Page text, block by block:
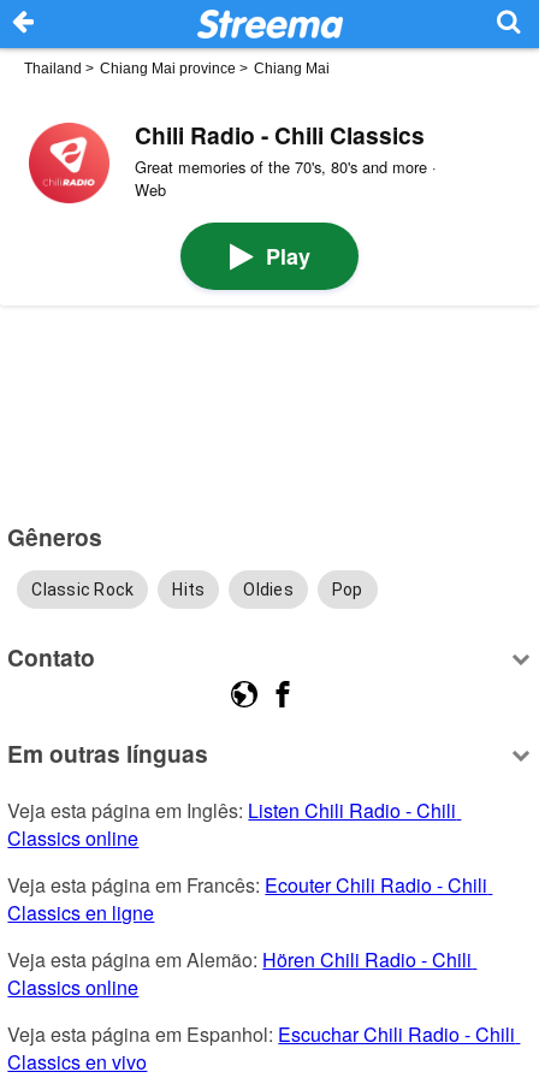
Thailand > Chiang Mai province > Chiang Mai
Chili Radio - Chili Classics
Great memories of the 70's, 80's and more ·
Web
Play
Gêneros
Classic Rock Hits Oldies Pop
Contato
Em outras línguas
Veja esta página em Inglês: Listen Chili Radio - Chili
Classics online
Veja esta página em Francês: Ecouter Chili Radio - Chili
Classics en ligne
Veja esta página em Alemão: Hören Chili Radio - Chili
Classics online
Veja esta página em Espanhol: Escuchar Chili Radio - Chili
Classics en vivo